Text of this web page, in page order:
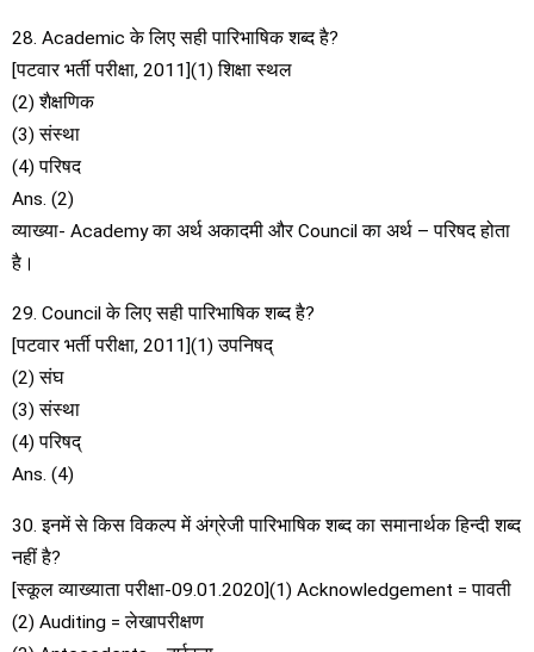
28. Academic के लिए सही पारिभाषिक शब्द है?
[पटवार भर्ती परीक्षा, 2011](1) शिक्षा स्थल
(2) शैक्षणिक
(3) संस्था
(4) परिषद
Ans. (2)
व्याख्या- Academy का अर्थ अकादमी और Council का अर्थ – परिषद होता
है।
29. Council के लिए सही पारिभाषिक शब्द है?
[पटवार भर्ती परीक्षा, 2011](1) उपनिषद्
(2) संघ
(3) संस्था
(4) परिषद्
Ans. (4)
30. इनमें से किस विकल्प में अंग्रेजी पारिभाषिक शब्द का समानार्थक हिन्दी शब्द
नहीं है?
[स्कूल व्याख्याता परीक्षा-09.01.2020](1) Acknowledgement = पावती
(2) Auditing = लेखापरीक्षण